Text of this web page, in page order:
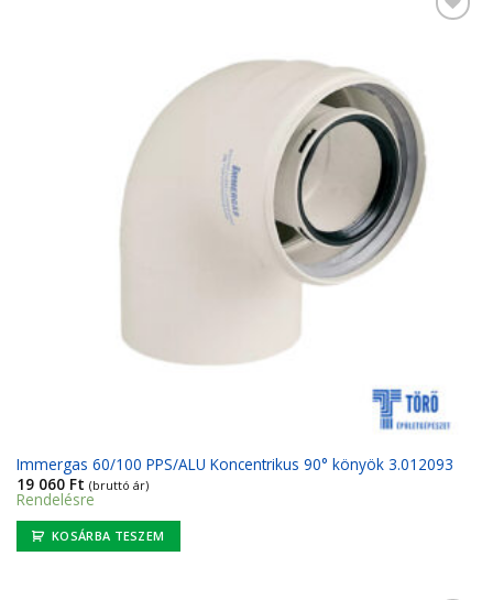
Immergas 60/100 PPS/ALU Koncentrikus 90° könyök 3.012093
19 060 Ft (bruttó ár)
Rendelésre
KOSÁRBA TESZEM